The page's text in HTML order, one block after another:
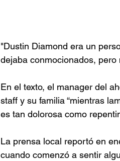
"Dustin Diamond era un
dejaba conmocionados,
En el texto, el manager del
staff y su familia “mientras
es tan dolorosa como
La prensa local reportó en
cuando comenzó a sentir